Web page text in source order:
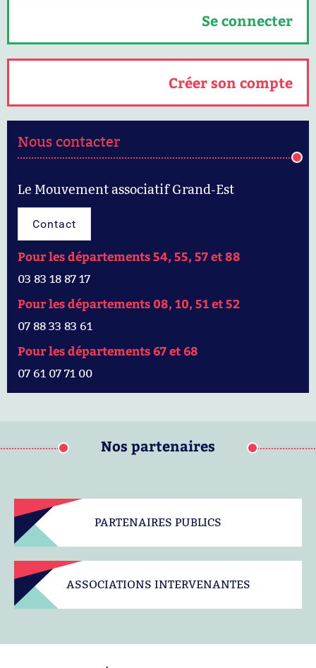
Se connecter
Créer son compte
Nous contacter
Le Mouvement associatif Grand-Est
Contact
Pour les départements 54, 55, 57 et 88
03 83 18 87 17
Pour les départements 08, 10, 51 et 52
07 88 33 83 61
Pour les départements 67 et 68
07 61 07 71 00
Nos partenaires
PARTENAIRES PUBLICS
ASSOCIATIONS INTERVENANTES